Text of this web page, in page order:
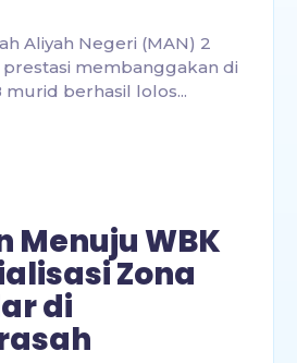
Aliyah Negeri (MAN) 2
membanggakan di
murid berhasil lolos...
Menuju WBK
Zona
di